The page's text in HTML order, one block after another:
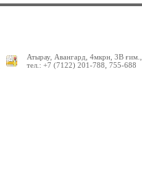
Атырау, Авангард, 4мкрн, 3В
тел.: +7 (7122) 201-788, 755-688